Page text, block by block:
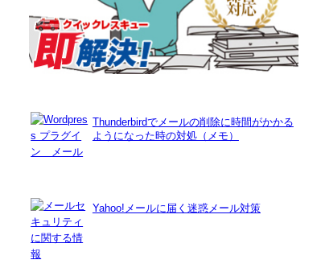
Thunderbirdでメールの削除に時間がかかる
ようになった時の対処（メモ）
Yahoo!メールに届く迷惑メール対策